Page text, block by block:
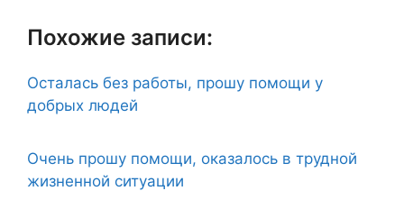
Похожие записи:
Осталась без работы, прошу помощи у
добрых людей
Очень прошу помощи, оказалось в трудной
жизненной ситуации